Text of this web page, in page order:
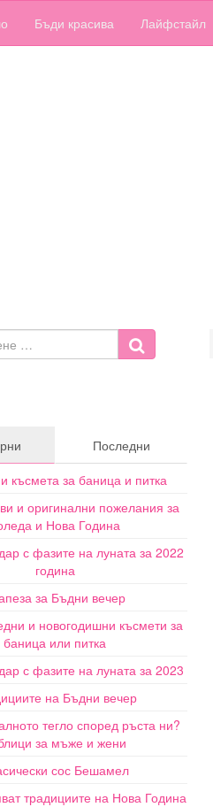
Бъди красива Лайфстайл
Последни
късмета за баница и питка
и оригинални пожелания за
и Нова Година
с фазите на луната за 2022
година
за Бъдни вечер
и новогодишни късмети за
баница или питка
с фазите на луната за 2023
на Бъдни вечер
тегло според ръста ни?
за мъже и жени
сос Бешамел
традициите на Нова Година